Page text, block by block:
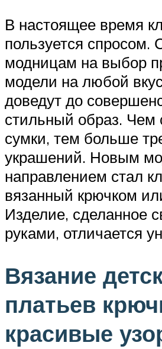
В настоящее время
пользуется
модницам на выбор
модели на любой
доведут до
стильный образ. Чем
сумки, тем больше
украшений. Новым
направлением стал
вязанный крючком
Изделие, сделанное
руками, отличается
Вязание
платьев
красивые